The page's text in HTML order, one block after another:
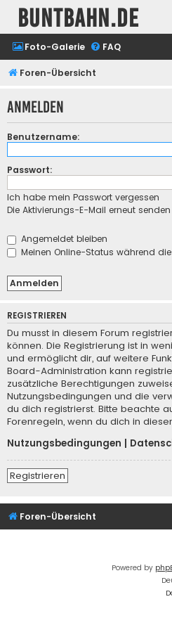
buntbahn.de
Foto-Galerie FAQ
Foren-Übersicht
Anmelden
Benutzername:
Passwort:
Ich habe mein Passwort vergessen
Die Aktivierungs-E-Mail erneut senden
Angemeldet bleiben
Meinen Online-Status während
REGISTRIEREN
Du musst in diesem Forum
können. Die Registrierung ist in
und ermöglicht dir, auf weitere
Board-Administration kann
zusätzliche Berechtigungen
Nutzungsbedingungen und die
du dich registrierst. Bitte beachte
Forenregeln, wenn du dich in
Nutzungsbedingungen
Registrieren
Foren-Übersicht
Powered by